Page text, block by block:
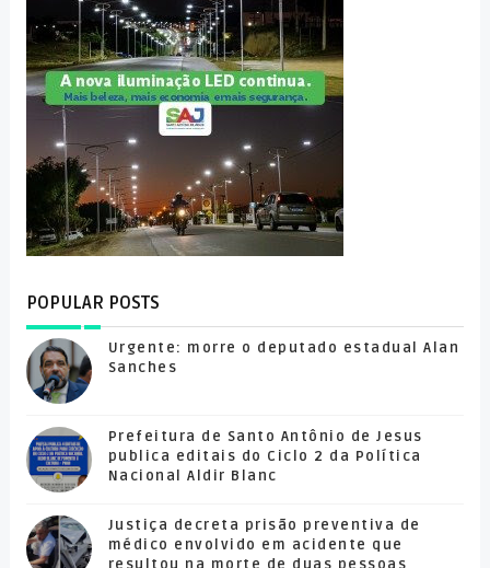
POPULAR POSTS
Urgente: morre o deputado estadual Alan
Sanches
Prefeitura de Santo Antônio de Jesus
publica editais do Ciclo 2 da Política
Nacional Aldir Blanc
Justiça decreta prisão preventiva de
médico envolvido em acidente que